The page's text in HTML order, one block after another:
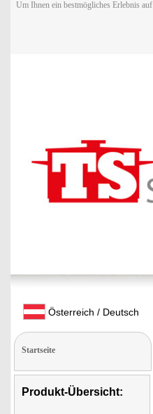
Um Ihnen ein bestmögliches Erlebnis
Österreich / Deutsch
Startseite
Produkt-Übersicht: